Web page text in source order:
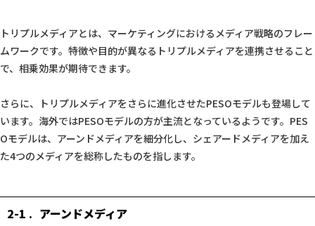
トリプルメディアとは、マーケティングにおけるメディア戦略のフレー
ムワークです。特徴や目的が異なるトリプルメディアを連携させること
で、相乗効果が期待できます。
さらに、トリプルメディアをさらに進化させたPESOモデルも登場して
います。海外ではPESOモデルの方が主流となっているようです。PES
Oモデルは、アーンドメディアを細分化し、シェアードメディアを加え
た4つのメディアを総称したものを指します。
2-1 アーンドメディア